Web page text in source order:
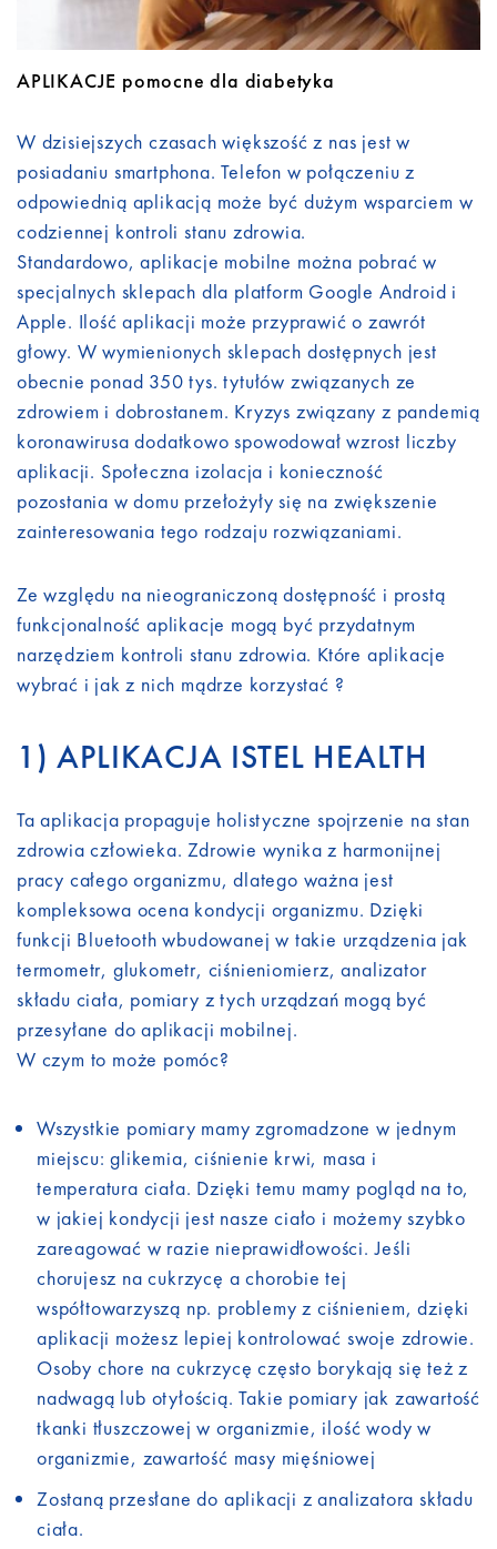
APLIKACJE pomocne dla diabetyka
W dzisiejszych czasach większość z nas jest w
posiadaniu smartphona. Telefon w połączeniu z
odpowiednią aplikacją może być dużym wsparciem w
codziennej kontroli stanu zdrowia.
Standardowo, aplikacje mobilne można pobrać w
specjalnych sklepach dla platform Google Android i
Apple. Ilość aplikacji może przyprawić o zawrót
głowy. W wymienionych sklepach dostępnych jest
obecnie ponad 350 tys. tytułów związanych ze
zdrowiem i dobrostanem. Kryzys związany z pandemią
koronawirusa dodatkowo spowodował wzrost liczby
aplikacji. Społeczna izolacja i konieczność
pozostania w domu przełożyły się na zwiększenie
zainteresowania tego rodzaju rozwiązaniami.
Ze względu na nieograniczoną dostępność i prostą
funkcjonalność aplikacje mogą być przydatnym
narzędziem kontroli stanu zdrowia. Które aplikacje
wybrać i jak z nich mądrze korzystać ?
1) APLIKACJA ISTEL HEALTH
Ta aplikacja propaguje holistyczne spojrzenie na stan
zdrowia człowieka. Zdrowie wynika z harmonijnej
pracy całego organizmu, dlatego ważna jest
kompleksowa ocena kondycji organizmu. Dzięki
funkcji Bluetooth wbudowanej w takie urządzenia jak
termometr, glukometr, ciśnieniomierz, analizator
składu ciała, pomiary z tych urządzań mogą być
przesyłane do aplikacji mobilnej.
W czym to może pomóc?
Wszystkie pomiary mamy zgromadzone w jednym
miejscu: glikemia, ciśnienie krwi, masa i
temperatura ciała. Dzięki temu mamy pogląd na to,
w jakiej kondycji jest nasze ciało i możemy szybko
zareagować w razie nieprawidłowości. Jeśli
chorujesz na cukrzycę a chorobie tej
współtowarzyszą np. problemy z ciśnieniem, dzięki
aplikacji możesz lepiej kontrolować swoje zdrowie.
Osoby chore na cukrzycę często borykają się też z
nadwagą lub otyłością. Takie pomiary jak zawartość
tkanki tłuszczowej w organizmie, ilość wody w
organizmie, zawartość masy mięśniowej
Zostaną przesłane do aplikacji z analizatora składu
ciała.